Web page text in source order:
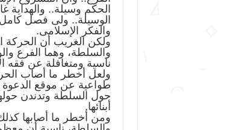
الحكم وسيلة.. والهداية
الوسيلة.. ولى فصل كامل
والفكر الإسلامى.
ولكن الغريب أن الحركة
والسلطة، وهما الفرع
ناسية ومتغافلة عن فقه
ولعل أخطر ما أصاب
طواعية عن موقع الدعوة
حول السلطة وتدندن
أبنائها.
ومن أخطر ما أصابها